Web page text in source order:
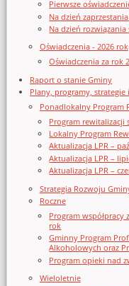
Pierwsze
Na dzień
Na dzień
Oświadczenia - 2026 rok
Oświadczenia za rok
Raport o stanie Gminy
Plany, programy,
Ponadlokalny Program
Program rewitalizacji
Lokalny Program
Aktualizacja LPR –
Aktualizacja LPR –
Aktualizacja LPR –
Strategia Rozwoju
Roczne
Program współpracy
rok
Gminny Program
Alkoholowych oraz
Program opieki nad
Wieloletnie